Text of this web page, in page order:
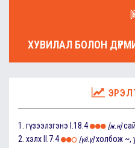
ХУВИЛАЛ БОЛОН
1. гүзээлзгэнэ I.18.4 [ж.н]
2. хэлх II.7.4 [үй.ү] холбож ~,